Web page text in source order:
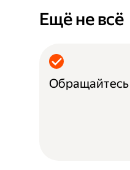
Ещё не всё